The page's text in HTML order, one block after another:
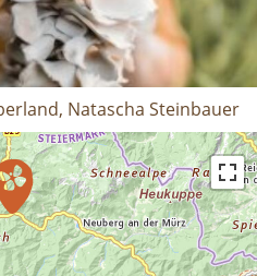
Natascha Steinbauer